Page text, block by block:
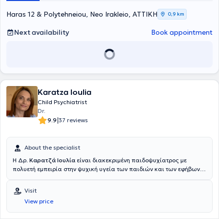
abroad, and is fluent in English and Italian.
Haras 12 & Polytehneiou, Neo Irakleio, ΑΤΤΙΚΗ 0,9 km
Next availability Book appointment
Karatza Ioulia
Child Psychiatrist
Dr.
9.9|37 reviews
About the specialist
Η Δρ. Καρατζά Ιουλία είναι διακεκριμένη παιδοψυχίατρος με
πολυετή εμπειρία στην ψυχική υγεία των παιδιών και των εφήβων.
Παιδοψυχιατρική στο Νοσοκομείο Παίδων Πεντέλης. Κατά τη
διάρκεια της καριέρας της, έχει συνεργαστεί με κορυφαία ιατρικά
κέντρα και εκπαιδευτικά ιδρύματα, ενώ έχει συμμετάσχει σε
πολυάριθμα συνέδρια και επιστημονικές δημοσιεύσεις στον τομέα
Visit
View price